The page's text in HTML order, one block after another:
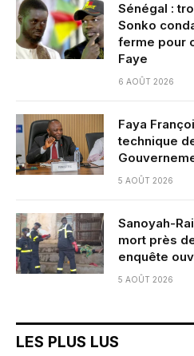
Sénégal :
Sonko
ferme pour
Faye
6 AOÛT 2026
Faya
technique
5 AOÛT 2026
Sanoyah-
mort près
enquête
5 AOÛT 2026
LES PLUS LUS